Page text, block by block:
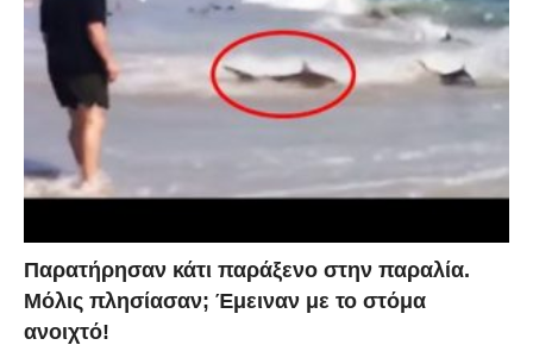
Παρατήρησαν κάτι παράξενο στην παραλία.
Μόλις πλησίασαν; Έμειναν με το στόμα
ανοιχτό!